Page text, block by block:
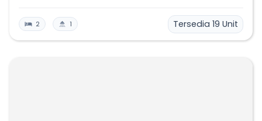
2 1 Tersedia 19 Unit